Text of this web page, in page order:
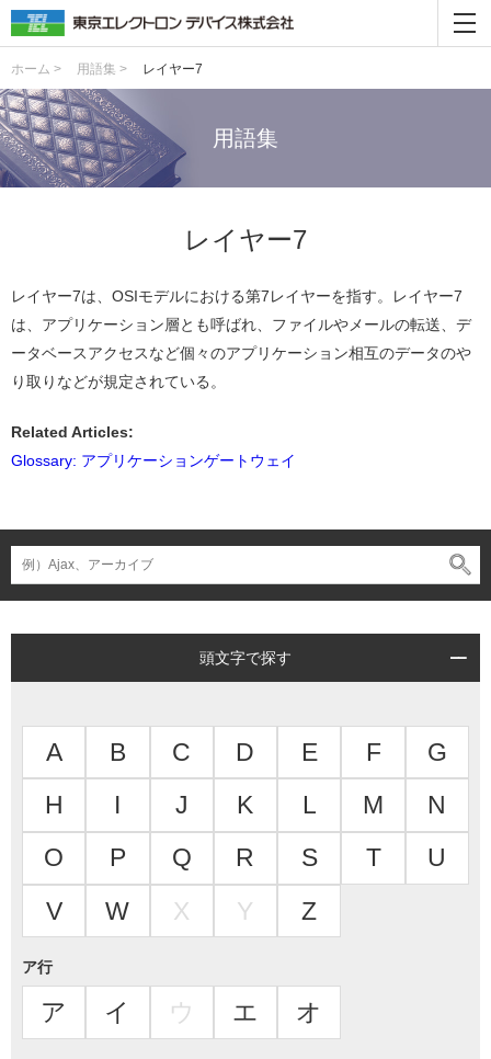
ホーム > 用語集 > レイヤー7
用語集
レイヤー7
レイヤー7は、OSIモデルにおける第7レイヤーを指す。レイヤー7
は、アプリケーション層とも呼ばれ、ファイルやメールの転送、デ
ータベースアクセスなど個々のアプリケーション相互のデータのや
り取りなどが規定されている。
Related Articles:
Glossary: アプリケーションゲートウェイ
頭文字で探す
A B C D E F
G
H
I J K L M
N
O
P Q R S T
U
V
W X Y Z
ア行
ア イ ウ エ オ